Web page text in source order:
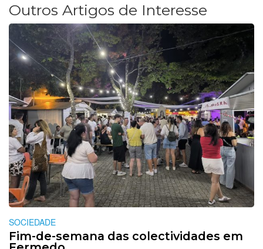
Outros Artigos de Interesse
SOCIEDADE
Fim-de-semana das colectividades em